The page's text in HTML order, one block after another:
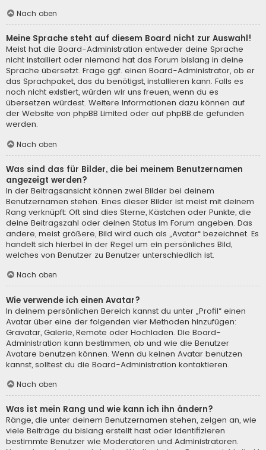
Nach oben
Meine Sprache steht auf diesem Board nicht zur Auswahl!
Meist hat die Board-Administration entweder deine Sprache
nicht installiert oder niemand hat das Forum bislang in deine
Sprache übersetzt. Frage ggf. einen Board-Administrator, ob er
das Sprachpaket, das du benötigst, installieren kann. Falls es
noch nicht existiert, würden wir uns freuen, wenn du es
übersetzen würdest. Weitere Informationen dazu können auf
der Website von phpBB Limited oder auf phpBB.de gefunden
werden.
Nach oben
Was sind das für Bilder, die bei meinem Benutzernamen
angezeigt werden?
In der Beitragsansicht können zwei Bilder bei deinem
Benutzernamen stehen. Eines dieser Bilder ist meist mit deinem
Rang verknüpft: Oft sind dies Sterne, Kästchen oder Punkte, die
deine Beitragszahl oder deinen Status im Forum angeben. Das
andere, meist größere, Bild wird auch als „Avatar“ bezeichnet. Es
handelt sich hierbei in der Regel um ein persönliches Bild,
welches von Benutzer zu Benutzer unterschiedlich ist.
Nach oben
Wie verwende ich einen Avatar?
In deinem persönlichen Bereich kannst du unter „Profil“ einen
Avatar über eine der folgenden vier Methoden hinzufügen:
Gravatar, Galerie, Remote oder Hochladen. Die Board-
Administration kann bestimmen, ob und wie die Benutzer
Avatare benutzen können. Wenn du keinen Avatar benutzen
kannst, solltest du die Board-Administration kontaktieren.
Nach oben
Was ist mein Rang und wie kann ich ihn ändern?
Ränge, die unter deinem Benutzernamen stehen, zeigen an, wie
viele Beiträge du bislang erstellt hast oder identifizieren
bestimmte Benutzer wie Moderatoren und Administratoren.